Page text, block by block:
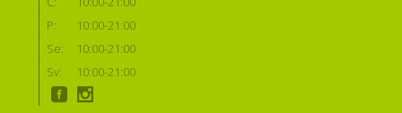
P:
10:00-21:00
Se:
10:00-21:00
Sv:
10:00-21:00